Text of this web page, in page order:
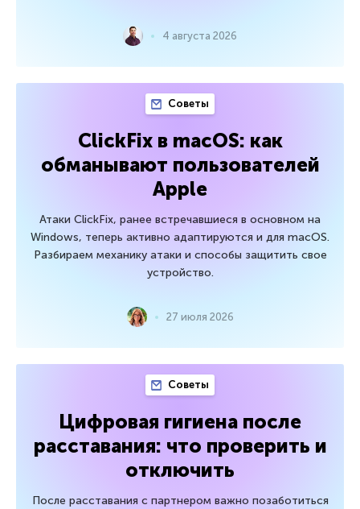
4 августа 2026
Советы
ClickFix в macOS: как
обманывают пользователей
Apple
Атаки ClickFix, ранее встречавшиеся в основном на
Windows, теперь активно адаптируются и для macOS.
Разбираем механику атаки и способы защитить свое
устройство.
27 июля 2026
Советы
Цифровая гигиена после
расставания: что проверить и
отключить
После расставания с партнером важно позаботиться